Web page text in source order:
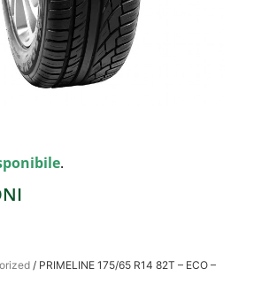
/ PRIMELINE 175/65 R14 82T – ECO –
.